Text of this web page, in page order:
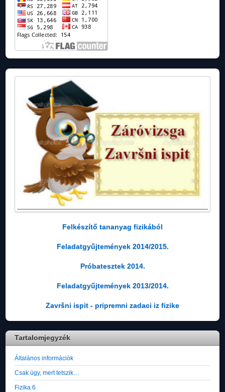
Felkészítő tananyag fizikából
Feladatgyűjtemények 2014/2015.
Próbatesztek 2014.
Feladatgyűjtemények 2013/2014.
Završni ispit - pripremni zadaci iz fizike
Tartalomjegyzék
Általános információk
Csak úgy, mert tetszik…
Fizika 6